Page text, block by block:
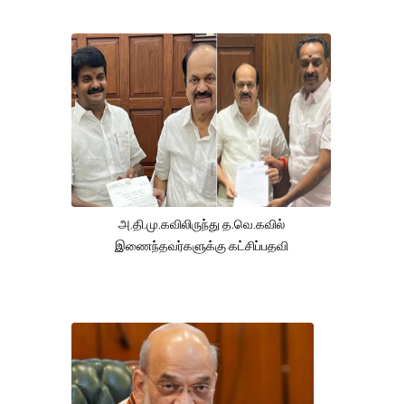
அ.தி.மு.கவிலிருந்து த.வெ.கவில்
இணைந்தவர்களுக்கு கட்சிப்பதவி